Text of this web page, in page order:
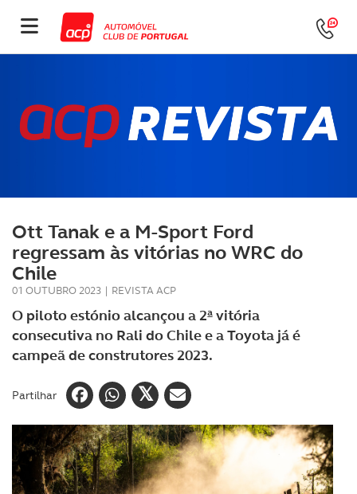
Ott Tanak e a M-Sport Ford
regressam às vitórias no WRC do
Chile
01 OUTUBRO 2023 | REVISTA ACP
O piloto estónio alcançou a 2ª vitória
consecutiva no Rali do Chile e a Toyota já é
campeã de construtores 2023.
Partilhar